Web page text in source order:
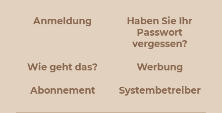
Anmeldung
Haben Sie Ihr
Passwort
vergessen?
Wie geht das? Werbung
Abonnement Systembetreiber